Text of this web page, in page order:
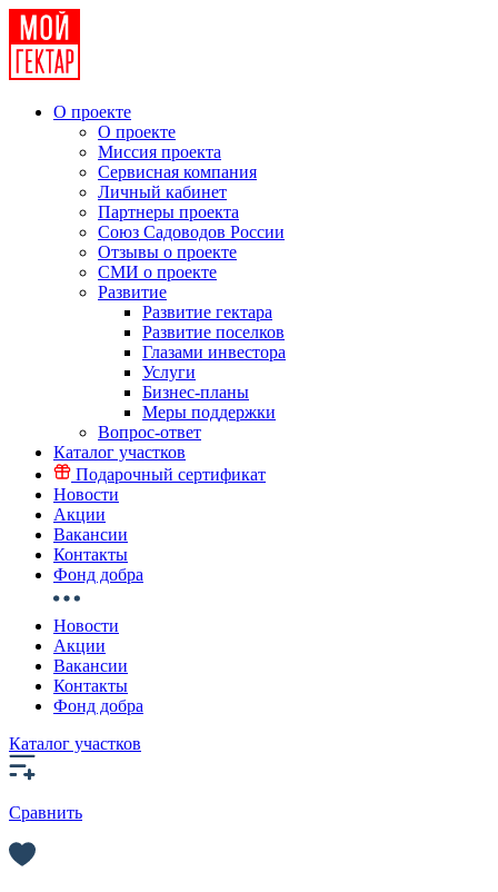
О проекте
О проекте
Миссия проекта
Сервисная компания
Личный кабинет
Партнеры проекта
Союз Садоводов России
Отзывы о проекте
СМИ о проекте
Развитие
Развитие гектара
Развитие поселков
Глазами инвестора
Услуги
Бизнес-планы
Меры поддержки
Вопрос-ответ
Каталог участков
Подарочный сертификат
Новости
Акции
Вакансии
Контакты
Фонд добра
Новости
Акции
Вакансии
Контакты
Фонд добра
Каталог участков
Сравнить